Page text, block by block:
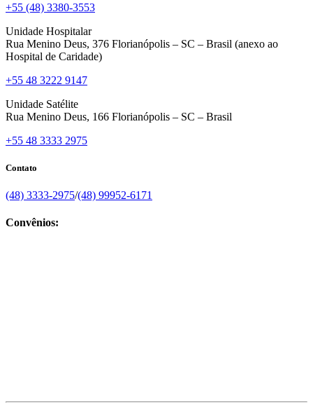
+55 (48) 3380-3553
Unidade Hospitalar
Rua Menino Deus, 376 Florianópolis – SC – Brasil (anexo ao
Hospital de Caridade)
+55 48 3222 9147
Unidade Satélite
Rua Menino Deus, 166 Florianópolis – SC – Brasil
+55 48 3333 2975
Contato
(48) 3333-2975/(48) 99952-6171
Convênios: